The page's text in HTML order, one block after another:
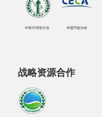
战略资源合作